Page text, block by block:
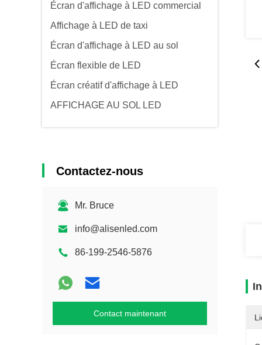
Écran d'affichage à LED commercial
Affichage à LED de taxi
Écran d'affichage à LED au sol
Écran flexible de LED
Écran créatif d'affichage à LED
AFFICHAGE AU SOL LED
Contactez-nous
Mr. Bruce
info@alisenled.com
86-199-2546-5876
Contact maintenant